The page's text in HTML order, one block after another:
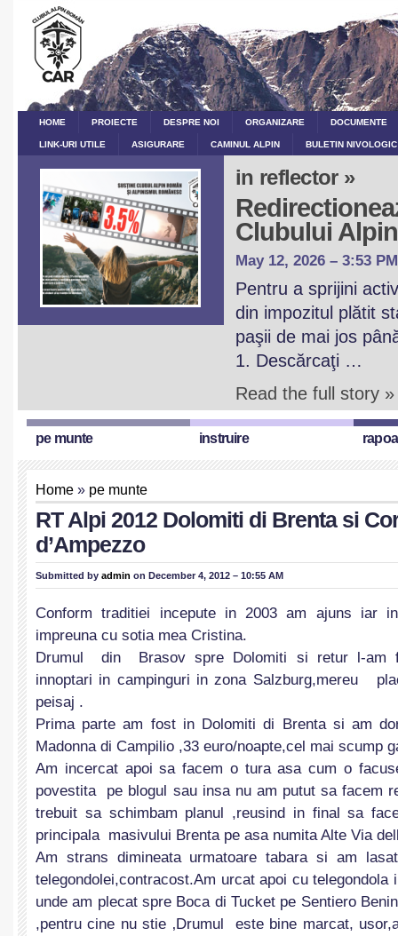
HOME PROIECTE DESPRE NOI ORGANIZARE DOCUMENTE
LINK-URI UTILE ASIGURARE CAMINUL ALPIN BULETIN
in reflector »
Clubului
May 12, 2026 – 3:53 PM
Pentru a sprijini
din impozitul plătit
paşii de mai jos
1. Descărcaţi …
Read the full story »
pe munte instruire
Home » pe munte
RT Alpi 2012 Dolomiti di Brenta si
d’Ampezzo
Submitted by admin on December 4, 2012 – 10:55 AM
Conform traditiei incepute in 2003 am ajuns iar
impreuna cu sotia mea Cristina.
Drumul din Brasov spre Dolomiti si retur l-am
innoptari in campinguri in zona Salzburg,mereu
peisaj .
Prima parte am fost in Dolomiti di Brenta si am
Madonna di Campilio ,33 euro/noapte,cel mai scump
Am incercat apoi sa facem o tura asa cum o
povestita pe blogul sau insa nu am putut sa facem
trebuit sa schimbam planul ,reusind in final sa
principala masivului Brenta pe asa numita Alte Via
Am strans dimineata urmatoare tabara si am
telegondolei,contracost.Am urcat apoi cu
unde am plecat spre Boca di Tucket pe Sentiero
,pentru cine nu stie ‚Drumul este bine marcat,